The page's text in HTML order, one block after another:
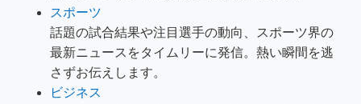
スポーツ
話題の試合結果や注目選手の動向、スポーツ界の
最新ニュースをタイムリーに発信。熱い瞬間を逃
さずお伝えします。
ビジネス